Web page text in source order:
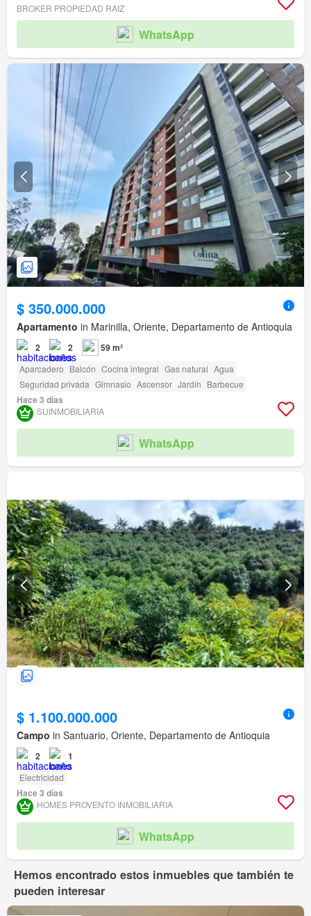
BROKER PROPIEDAD RAIZ
WhatsApp
$ 350.000.000
Apartamento in Marinilla, Oriente, Departamento de Antioquia
2 2 59 m²
Aparcadero Balcón Cocina integral Gas natural Agua
Seguridad privada Gimnasio Ascensor Jardín Barbecue
Hace 3 días
SUINMOBILIARIA
WhatsApp
$ 1.100.000.000
Campo in Santuario, Oriente, Departamento de Antioquia
2 1
Electricidad
Hace 3 días
HOMES PROVENTO INMOBILIARIA
WhatsApp
Hemos encontrado estos inmuebles que también te
pueden interesar